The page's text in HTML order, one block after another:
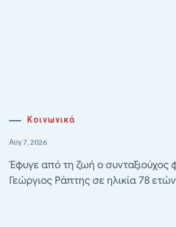
Κοινωνικά
Αυγ 7, 2026
Έφυγε από τη ζωή ο συνταξιούχος
Γεώργιος Ράπτης σε ηλικία 78 ετών